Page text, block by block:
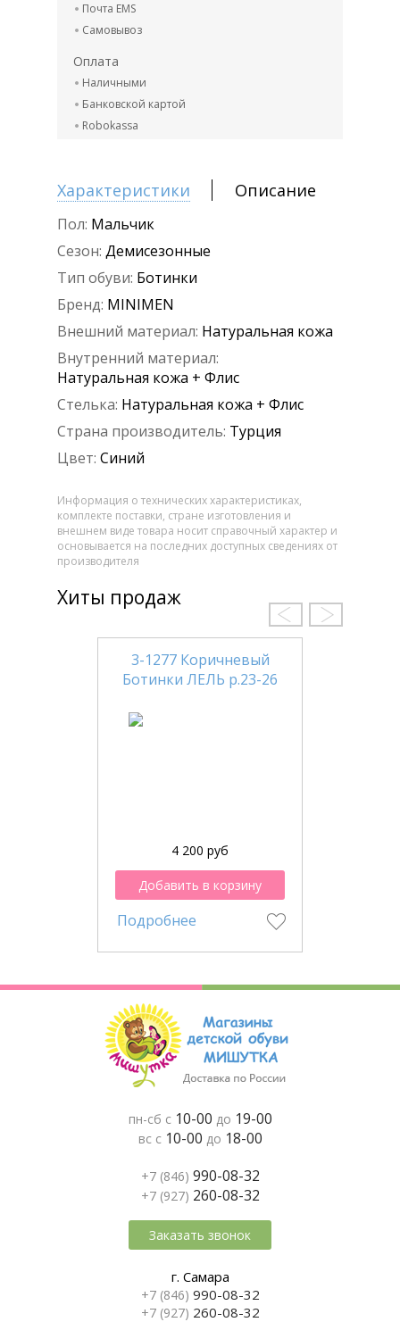
Почта EMS
Самовывоз
Оплата
Наличными
Банковской картой
Robokassa
Характеристики Описание
Пол: Мальчик
Сезон: Демисезонные
Тип обуви: Ботинки
Бренд: MINIMEN
Внешний материал: Натуральная кожа
Внутренний материал:
Натуральная кожа + Флис
Стелька: Натуральная кожа + Флис
Страна производитель: Турция
Цвет: Синий
Информация о технических характеристиках,
комплекте поставки, стране изготовления и
внешнем виде товара носит справочный характер и
основывается на последних доступных сведениях от
производителя
Хиты продаж
3-1277 Коричневый
Ботинки ЛЕЛЬ р.23-26
4 200 руб
Добавить в корзину
Подробнее
пн-сб с 10-00 до 19-00
вс с 10-00 до 18-00
+7 (846) 990-08-32
+7 (927) 260-08-32
Заказать звонок
г. Самара
+7 (846) 990-08-32
+7 (927) 260-08-32